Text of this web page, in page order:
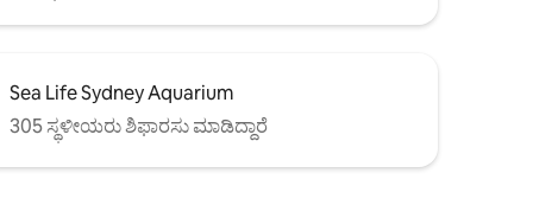
Sea Life Sydney Aquarium
305 ಸ್ಥಳೀಯರು ಶಿಫಾರಸು ಮಾಡಿದ್ದಾರೆ